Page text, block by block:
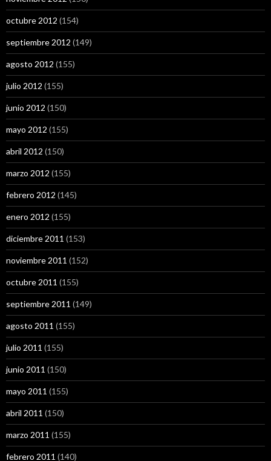
octubre 2012 (154)
septiembre 2012 (149)
agosto 2012 (155)
julio 2012 (155)
junio 2012 (150)
mayo 2012 (155)
abril 2012 (150)
marzo 2012 (155)
febrero 2012 (145)
enero 2012 (155)
diciembre 2011 (153)
noviembre 2011 (152)
octubre 2011 (155)
septiembre 2011 (149)
agosto 2011 (155)
julio 2011 (155)
junio 2011 (150)
mayo 2011 (155)
abril 2011 (150)
marzo 2011 (155)
febrero 2011 (140)